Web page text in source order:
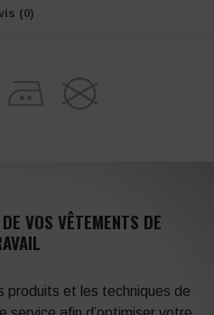
(0)
VOS VÊTEMENTS DE
produits et les techniques de